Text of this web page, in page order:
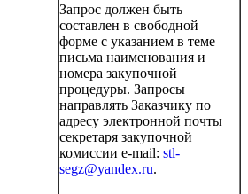
Запрос должен быть
составлен в свободной
форме с указанием в теме
письма наименования и
номера закупочной
процедуры. Запросы
направлять Заказчику по
адресу электронной почты
секретаря закупочной
комиссии e-mail: stl-
segz@yandex.ru.